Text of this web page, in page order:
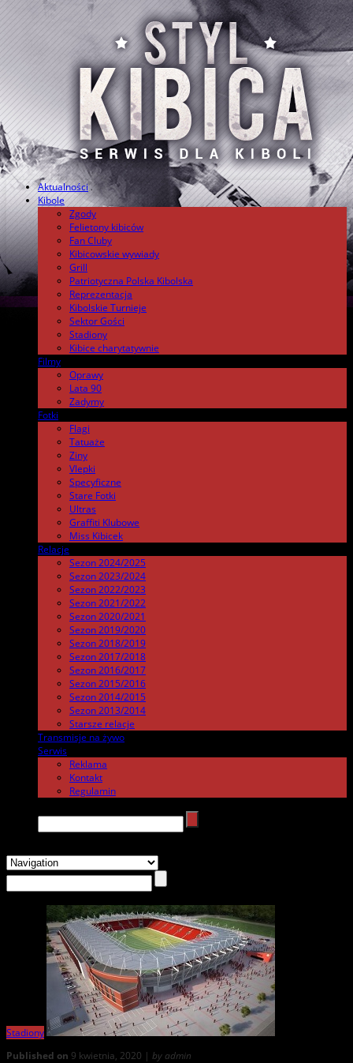
Aktualności .
Kibole
Zgody
Felietony kibiców
Fan Cluby
Kibicowskie wywiady
Grill
Patriotyczna Polska Kibolska
Reprezentacja
Kibolskie Turnieje
Sektor Gości
Stadiony
Kibice charytatywnie
Filmy
Oprawy
Lata 90
Zadymy
Fotki
Flagi
Tatuaże
Ziny
Vlepki
Specyficzne
Stare Fotki
Ultras
Graffiti Klubowe
Miss Kibicek
Relacje
Sezon 2024/2025
Sezon 2023/2024
Sezon 2022/2023
Sezon 2021/2022
Sezon 2020/2021
Sezon 2019/2020
Sezon 2018/2019
Sezon 2017/2018
Sezon 2016/2017
Sezon 2015/2016
Sezon 2014/2015
Sezon 2013/2014
Starsze relacje
Transmisje na żywo
Serwis
Reklama
Kontakt
Regulamin
Stadiony
Published on 9 kwietnia, 2020 | by admin